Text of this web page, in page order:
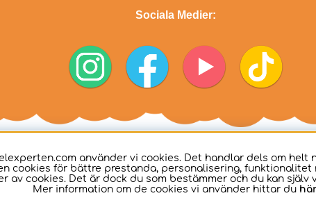
Sociala Medier:
använder vi cookies. Det handlar dels om
cookies för bättre prestanda, personalisering, funktionalitet
cookies. Det är dock du som bestämmer och du kan
Mer information om de cookies vi använder hittar du